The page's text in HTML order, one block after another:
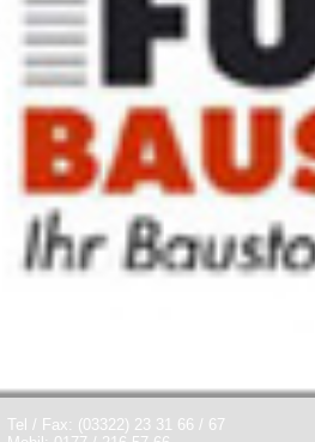
Tel / Fax: (03322) 23 31 66 / 67